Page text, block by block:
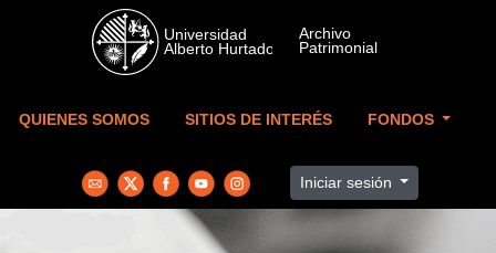
Skip to main content
QUIENES SOMOS SITIOS DE INTERÉS FONDOS
Iniciar sesión